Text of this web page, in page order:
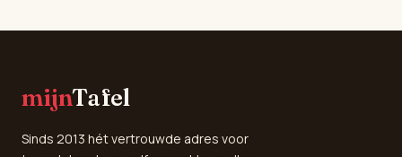
mijnTafel
Sinds 2013 hét vertrouwde adres voor